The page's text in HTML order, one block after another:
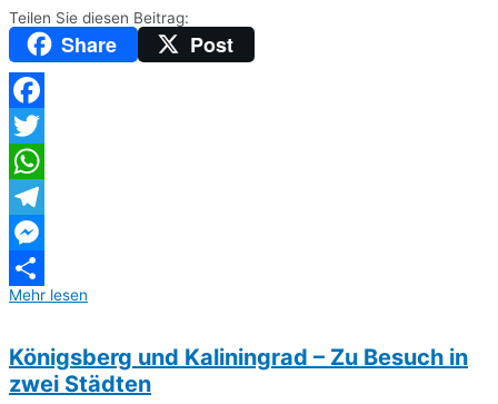
Teilen Sie diesen Beitrag:
Share Post
Facebook
Twitter
WhatsApp
Telegram
Messenger
Teilen
Mehr lesen
Königsberg und Kaliningrad – Zu Besuch in
zwei Städten